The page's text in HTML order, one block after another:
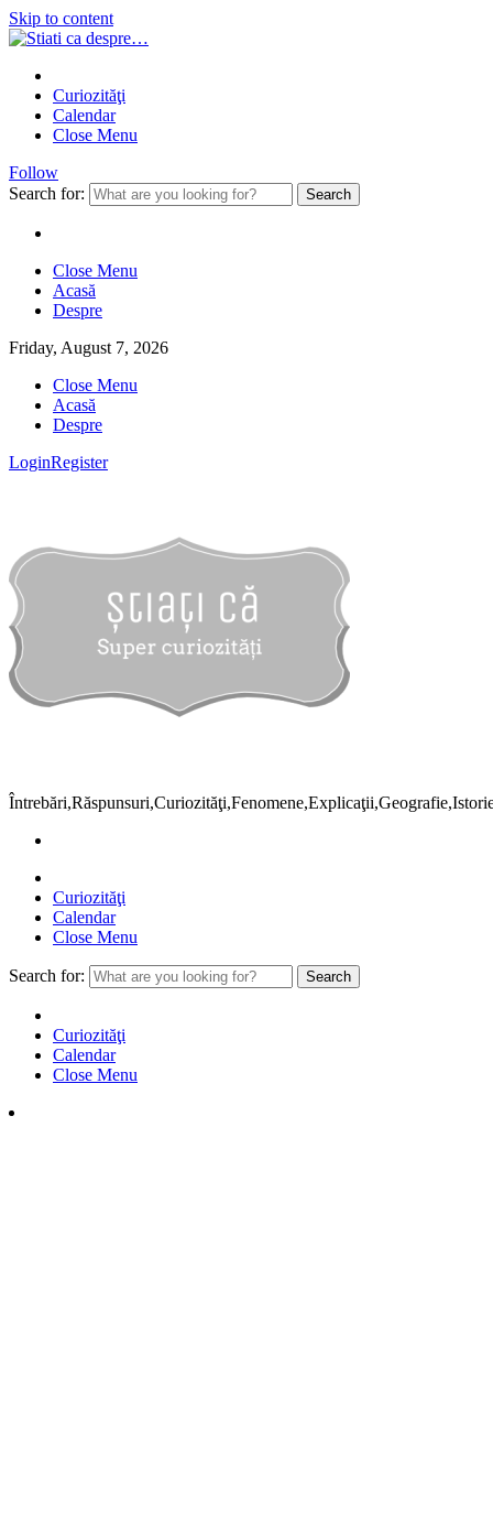
Skip to content
Curiozităţi
Calendar
Close Menu
Follow
Search for:
Close Menu
Acasă
Despre
Friday, August 7, 2026
Close Menu
Acasă
Despre
LoginRegister
Curiozităţi
Calendar
Close Menu
Search for:
Curiozităţi
Calendar
Close Menu